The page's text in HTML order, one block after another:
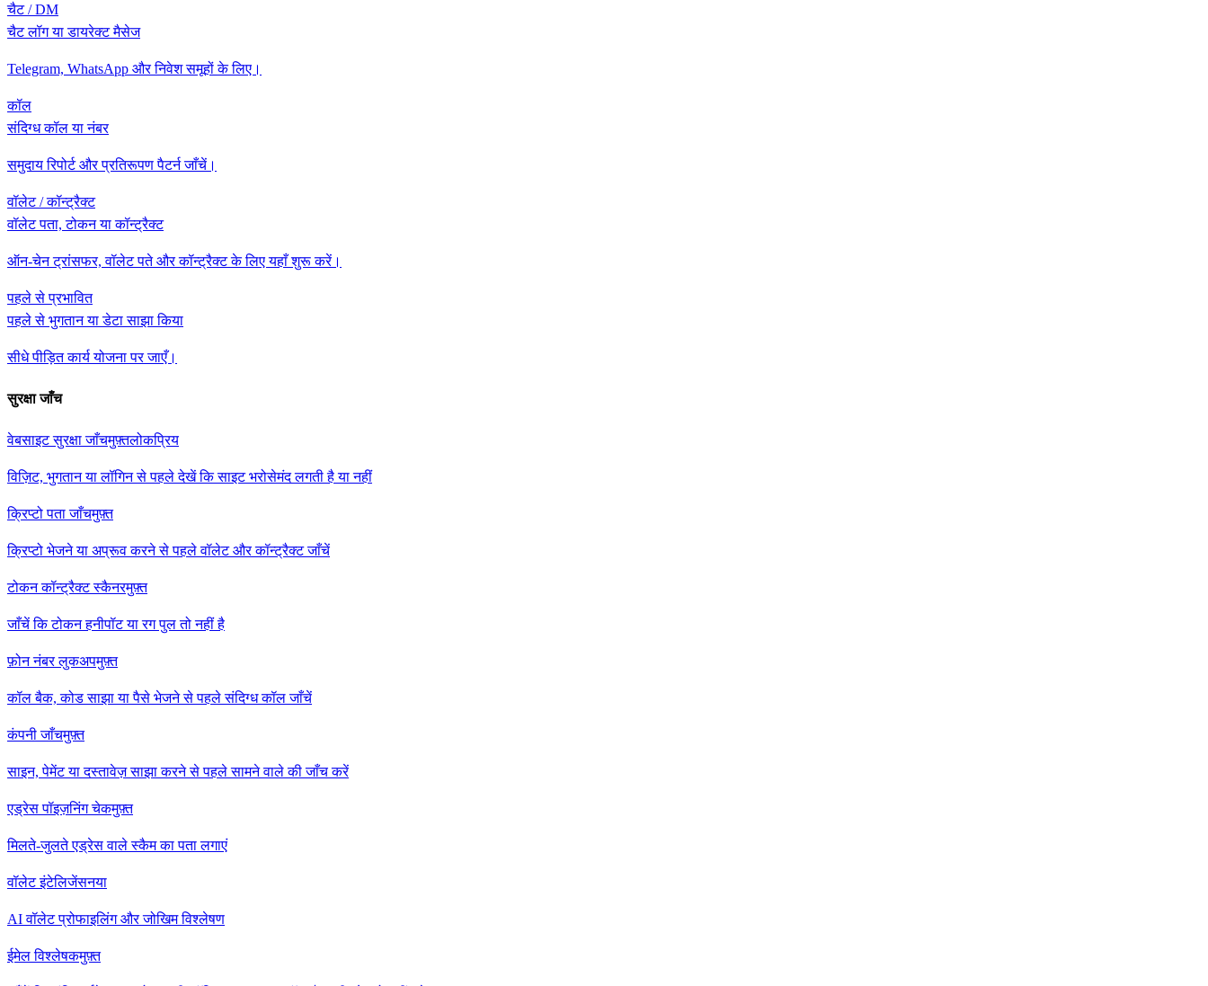
चैट / DM
चैट लॉग या डायरेक्ट मैसेज
Telegram, WhatsApp और निवेश समूहों के लिए।
कॉल
संदिग्ध कॉल या नंबर
समुदाय रिपोर्ट और प्रतिरूपण पैटर्न जाँचें।
वॉलेट / कॉन्ट्रैक्ट
वॉलेट पता, टोकन या कॉन्ट्रैक्ट
ऑन-चेन ट्रांसफर, वॉलेट पते और कॉन्ट्रैक्ट के लिए यहाँ शुरू करें।
पहले से प्रभावित
पहले से भुगतान या डेटा साझा किया
सीधे पीड़ित कार्य योजना पर जाएँ।
सुरक्षा जाँच
वेबसाइट सुरक्षा जाँचमुफ़्तलोकप्रिय
विज़िट, भुगतान या लॉगिन से पहले देखें कि साइट भरोसेमंद लगती है या नहीं
क्रिप्टो पता जाँचमुफ़्त
क्रिप्टो भेजने या अप्रूव करने से पहले वॉलेट और कॉन्ट्रैक्ट जाँचें
टोकन कॉन्ट्रैक्ट स्कैनरमुफ़्त
जाँचें कि टोकन हनीपॉट या रग पुल तो नहीं है
फ़ोन नंबर लुकअपमुफ़्त
कॉल बैक, कोड साझा या पैसे भेजने से पहले संदिग्ध कॉल जाँचें
कंपनी जाँचमुफ़्त
साइन, पेमेंट या दस्तावेज़ साझा करने से पहले सामने वाले की जाँच करें
एड्रेस पॉइज़निंग चेकमुफ़्त
मिलते-जुलते एड्रेस वाले स्कैम का पता लगाएं
वॉलेट इंटेलिजेंसनया
AI वॉलेट प्रोफाइलिंग और जोखिम विश्लेषण
ईमेल विश्लेषकमुफ़्त